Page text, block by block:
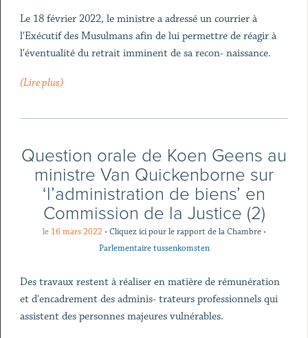
Le 18 février 2022, le ministre a adressé un courrier à
l'Exécutif des Musulmans afin de lui permettre de réagir à
l'éventualité du retrait imminent de sa recon- naissance.
(Lire plus)
Question orale de Koen Geens au
ministre Van Quickenborne sur
‘l’administration de biens’ en
Commission de la Justice (2)
le 16 mars 2022 •Cliquez ici pour le rapport de la Chambre •
Parlementaire tussenkomsten
Des travaux restent à réaliser en matière de rémunération
et d'encadrement des adminis- trateurs professionnels qui
assistent des personnes majeures vulnérables.